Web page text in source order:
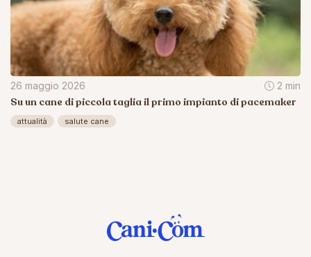
26 maggio 2026 2 min
Su un cane di piccola taglia il primo impianto di pacemaker
attualità salute cane